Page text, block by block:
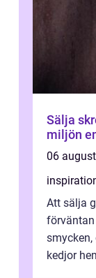
Sälja skrot så får du bäst betalt
miljön
06
Att sälja
förväntan
kedjor